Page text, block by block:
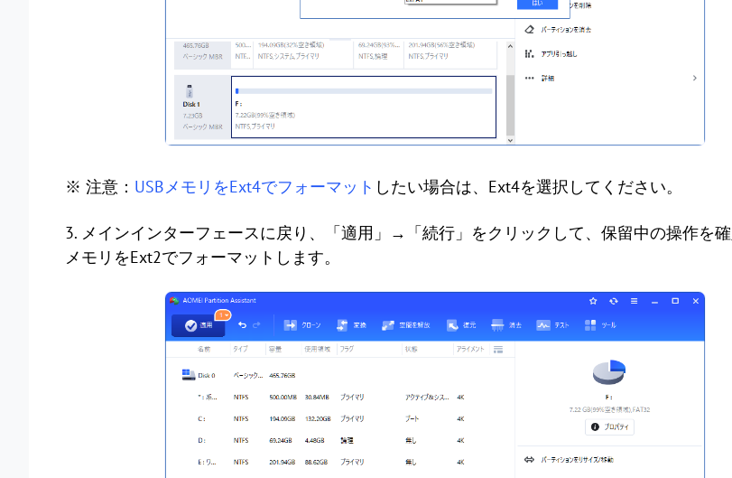
※ 注意： USBメモリをExt4でフォーマット したい場合は、Ext4を選択してください。
3. メインインターフェースに戻り、「適用」→「続行」をクリックして、保留中の操作を確
メモリをExt2でフォーマットします。